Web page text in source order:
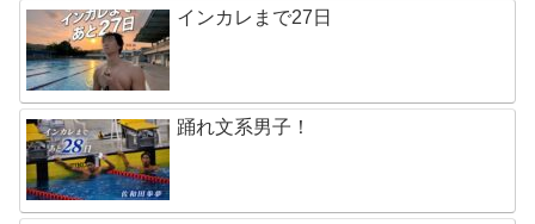
インカレまで27日
踊れ文系男子！